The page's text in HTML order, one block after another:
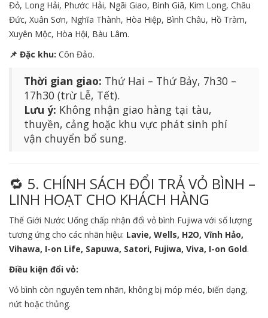
Đỏ, Long Hải, Phước Hải, Ngãi Giao, Bình Giã, Kim Long, Châu
Đức, Xuân Sơn, Nghĩa Thành, Hòa Hiệp, Bình Châu, Hồ Tràm,
Xuyên Mộc, Hòa Hội, Bàu Lâm.
📌 Đặc khu: Côn Đảo.
Thời gian giao: Thứ Hai – Thứ Bảy, 7h30 –
17h30 (trừ Lễ, Tết).
Lưu ý: Không nhận giao hàng tại tàu,
thuyền, cảng hoặc khu vực phát sinh phí
vận chuyển bổ sung.
🔁 5. CHÍNH SÁCH ĐỔI TRẢ VỎ BÌNH –
LINH HOẠT CHO KHÁCH HÀNG
Thế Giới Nước Uống chấp nhận đổi vỏ bình Fujiwa với số lượng
tương ứng cho các nhãn hiệu: Lavie, Wells, H2O, Vĩnh Hảo,
Vihawa, I-on Life, Sapuwa, Satori, Fujiwa, Viva, I-on Gold.
Điều kiện đổi vỏ:
Vỏ bình còn nguyên tem nhãn, không bị móp méo, biến dạng,
nứt hoặc thủng.